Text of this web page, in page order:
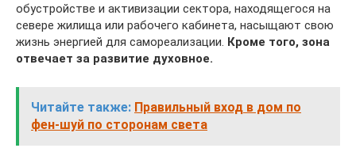
обустройстве и активизации сектора, находящегося на
севере жилища или рабочего кабинета, насыщают свою
жизнь энергией для самореализации. Кроме того, зона
отвечает за развитие духовное.
Читайте также: Правильный вход в дом по
фен-шуй по сторонам света